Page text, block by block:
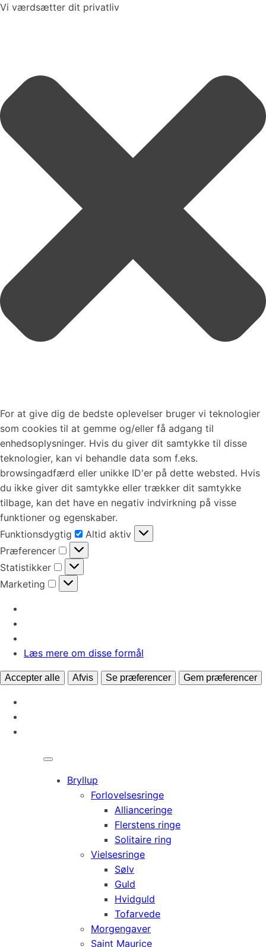
Vi værdsætter dit privatliv
For at give dig de bedste oplevelser bruger vi teknologier
som cookies til at gemme og/eller få adgang til
enhedsoplysninger. Hvis du giver dit samtykke til disse
teknologier, kan vi behandle data som f.eks.
browsingadfærd eller unikke ID'er på dette websted. Hvis
du ikke giver dit samtykke eller trækker dit samtykke
tilbage, kan det have en negativ indvirkning på visse
funktioner og egenskaber.
Funktionsdygtig
Funktionsdygtig
Altid aktiv
Præferencer
Præferencer
Statistikker
Statistikker
Marketing
Marketing
Læs mere om disse formål
Accepter alle Afvis Se præferencer Gem præferencer
Bryllup
Forlovelsesringe
Allianceringe
Flerstens ringe
Solitaire ring
Vielsesringe
Sølv
Guld
Hvidguld
Tofarvede
Morgengaver
Saint Maurice